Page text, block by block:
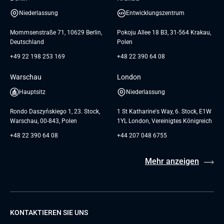
Andersen Germany GmbH
Niederlassung
Mommsenstraße 71, 10629 Berlin,
Deutschland
+49 22 198 253 169
Entwicklungszentrum
Pokoju Allee 18 B3, 31-564 Krakau,
Polen
+48 22 390 64 08
Warschau
Hauptsitz
Rondo Daszyńskiego 1, 23. Stock,
Warschau, 00-843, Polen
+48 22 390 64 08
London
Niederlassung
1 St Katharine's Way, 6. Stock, E1W
1YL London, Vereinigtes Königreich
+44 207 048 6755
Mehr anzeigen
KONTAKTIEREN SIE UNS